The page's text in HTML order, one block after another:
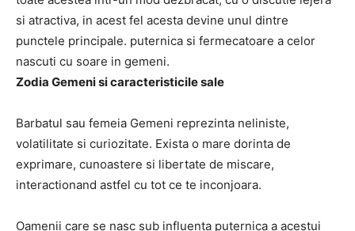
si atractiva, in acest fel acesta devine unul dintre
punctele principale. puternica si fermecatoare a celor
nascuti cu soare in gemeni.
Zodia Gemeni si caracteristicile sale
Barbatul sau femeia Gemeni reprezinta neliniste,
volatilitate si curiozitate. Exista o mare dorinta de
exprimare, cunoastere si libertate de miscare,
interactionand astfel cu tot ce te inconjoara.
Oamenii care se nasc sub influenta puternica a acestui